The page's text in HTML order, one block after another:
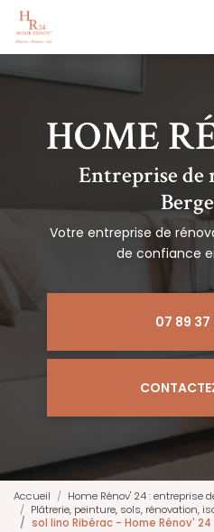
Aller
contenu
principal
Entreprise de
Votre entreprise de
de confiance
07 89 37
Accueil
Home Rénov' 24 : entreprise
Plâtrerie, peinture, sols, rénovation,
sol lino Ribérac - Home Rénov' 24